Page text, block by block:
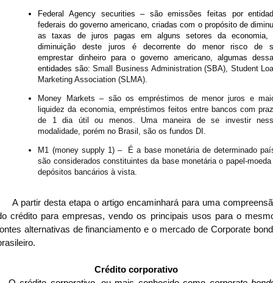
Federal Agency securities – são emissões feitas por
federais do governo americano, criadas com o propósito de
as taxas de juros pagas em alguns setores da economia,
diminuição deste juros é decorrente do menor risco de
emprestar dinheiro para o governo americano, algumas
entidades são:Small Business Administration (SBA), Student
Marketing Association (SLMA).
Money Markets – são os empréstimos de menor juros e
liquidez da economia, empréstimos feitos entre bancos com
de 1 dia útil ou menos. Uma maneira de se investir
modalidade, porém no Brasil, são os fundos DI.
M1 (money supply 1) – É a base monetária de determinado
são considerados constituintes da base monetária o papel-moeda
depósitos bancários à vista.
partir desta etapa o artigo encaminhará para uma
crédito para empresas, vendo os principais usos para o
alternativas de financiamento e o mercado de Corporate
Crédito corporativo